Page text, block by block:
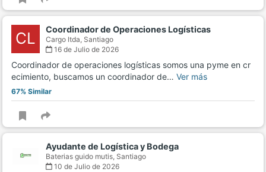
CL Coordinador de Operaciones Logísticas
Cargo ltda, Santiago
16 de Julio de 2026
Coordinador de operaciones logísticas somos una pyme en cr
ecimiento, buscamos un coordinador de… Ver más
67% Similar
Ayudante de Logística y Bodega
Baterias guido mutis, Santiago
10 de Julio de 2026